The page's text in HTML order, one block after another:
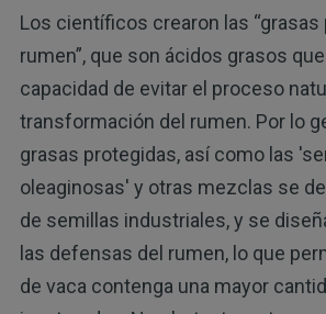
Los científicos crearon las “grasas
rumen”, que son ácidos grasos
capacidad de evitar el proceso
transformación del rumen. Por lo
grasas protegidas, así como las
oleaginosas' y otras mezclas se
de semillas industriales, y se
las defensas del rumen, lo que
de vaca contenga una mayor